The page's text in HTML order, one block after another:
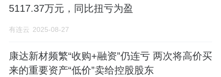
5117.37万元，同比扭亏为盈
有连云 2025-08-27
康达新材频繁“收购+融资”仍连亏 两次将高价买
来的重要资产“低价”卖给控股股东